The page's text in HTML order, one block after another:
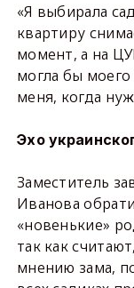
«Я выбирала
квартиру
момент, а на
могла бы
меня, когда
Эхо
Заместитель
Иванова
«новенькие»
так как
мнению зама,